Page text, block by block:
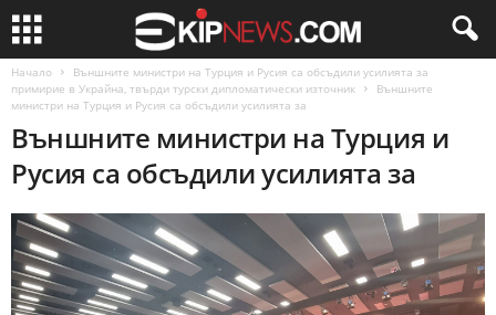
Начало
Външните министри на Турция и Русия са обсъдили усилията за
примирие в Украйна, твърди турски дипломатически източник
Външните
министри на Турция и Русия са обсъдили усилията за
Външните министри на Турция и
Русия са обсъдили усилията за